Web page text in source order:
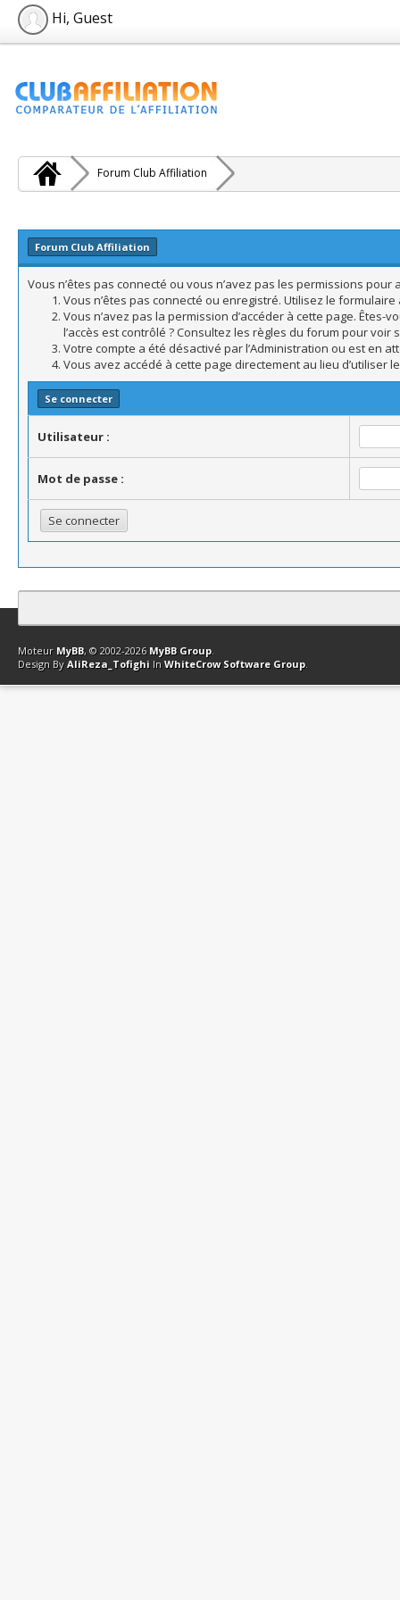
Hi, Guest
Forum Club Affiliation
Forum Club Affiliation
Vous n’êtes pas connecté ou vous n’avez pas les permissions
Vous n’êtes pas connecté ou enregistré. Utilisez le
Vous n’avez pas la permission d’accéder à cette page. Êtes-
l’accès est contrôlé ? Consultez les règles du forum pour
Votre compte a été désactivé par l’Administration ou est en
Vous avez accédé à cette page directement au lieu d’utiliser
Se connecter
Utilisateur :
Mot de passe :
Contact Club Affiliation Retourner en haut Version bas-débit
Moteur MyBB, © 2002-2026 MyBB Group.
Design By AliReza_Tofighi In WhiteCrow Software Group.